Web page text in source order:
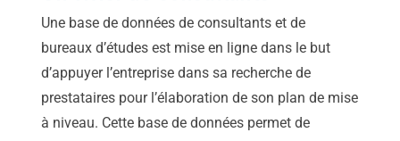
Une base de données de consultants et de
bureaux d’études est mise en ligne dans le but
d’appuyer l’entreprise dans sa recherche de
prestataires pour l’élaboration de son plan de mise
à niveau. Cette base de données permet de